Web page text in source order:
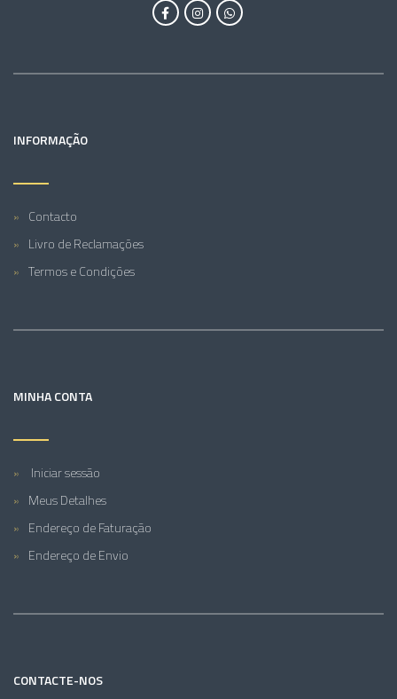
INFORMAÇÃO
Contacto
Livro de Reclamações
Termos e Condições
MINHA CONTA
Iniciar sessão
Meus Detalhes
Endereço de Faturação
Endereço de Envio
CONTACTE-NOS